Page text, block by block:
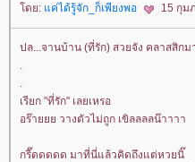
ดย: ค่ได้รู้จัก_ก็เพียงพอ 15 กุม
ปล...จานบ้าน (ที่รัก) สวยจัง คลาสสิกม
เรียก "ที่รัก" เลยเหรอ
อร๊ายยย วางตัวไม่ถูก เขิลลลลน๊าาาา
กรี๊ดดดดด มาที่นี่แล้วคิดถึงแต่หวยนิ๊